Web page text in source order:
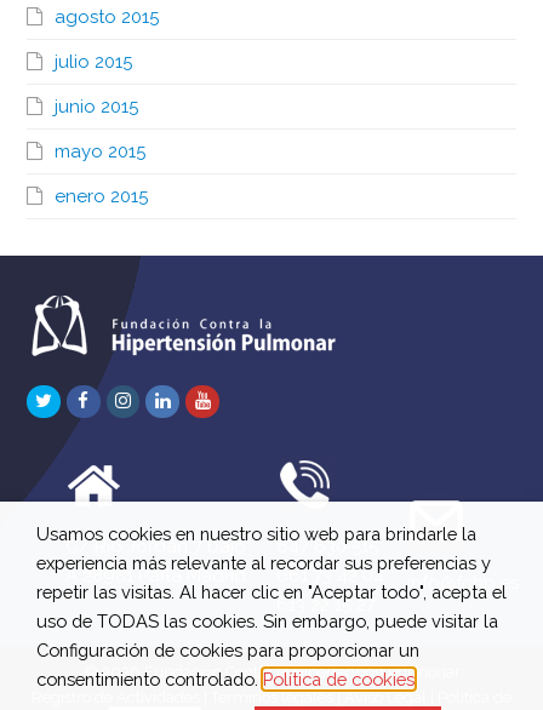
agosto 2015
julio 2015
junio 2015
mayo 2015
enero 2015
TwitterFacebook
Instagram
LinkedInYoutube
C/ Río Jordán 7 bajo
A 28981 Parla Madrid
647 630 515
661 73 42 04
613 22 15 27
info@fchp.es
© 2026 Fundación Contra la Hipertensión Pulmonar
Términos legales|Aviso Legal
Usamos cookies en nuestro sitio web para brindarle la
experiencia más relevante al recordar sus preferencias y
repetir las visitas. Al hacer clic en "Aceptar todo", acepta el
uso de TODAS las cookies. Sin embargo, puede visitar la
Configuración de cookies para proporcionar un
consentimiento controlado. Política de cookies